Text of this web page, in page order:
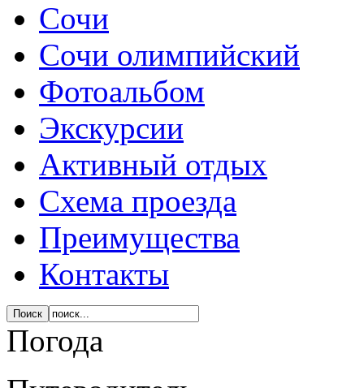
Сочи
Сочи олимпийский
Фотоальбом
Экскурсии
Активный отдых
Схема проезда
Преимущества
Контакты
Погода